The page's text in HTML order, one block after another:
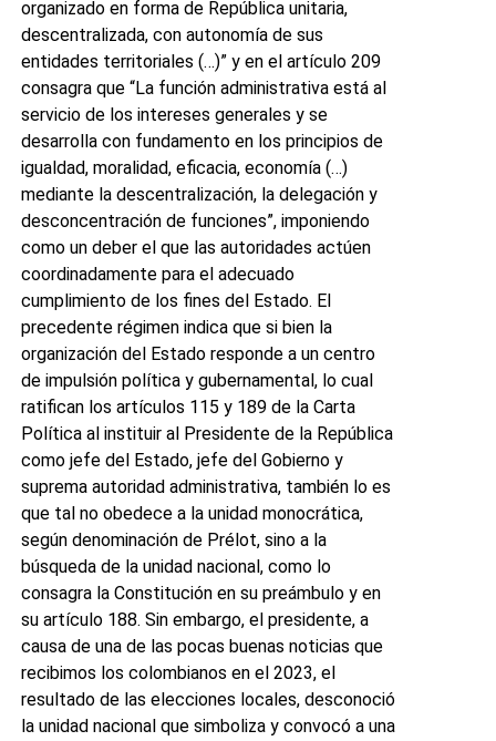
organizado en forma de República unitaria,
descentralizada, con autonomía de sus
entidades territoriales (…)” y en el artículo 209
consagra que “La función administrativa está al
servicio de los intereses generales y se
desarrolla con fundamento en los principios de
igualdad, moralidad, eficacia, economía (…)
mediante la descentralización, la delegación y
desconcentración de funciones”, imponiendo
como un deber el que las autoridades actúen
coordinadamente para el adecuado
cumplimiento de los fines del Estado. El
precedente régimen indica que si bien la
organización del Estado responde a un centro
de impulsión política y gubernamental, lo cual
ratifican los artículos 115 y 189 de la Carta
Política al instituir al Presidente de la República
como jefe del Estado, jefe del Gobierno y
suprema autoridad administrativa, también lo es
que tal no obedece a la unidad monocrática,
según denominación de Prélot, sino a la
búsqueda de la unidad nacional, como lo
consagra la Constitución en su preámbulo y en
su artículo 188. Sin embargo, el presidente, a
causa de una de las pocas buenas noticias que
recibimos los colombianos en el 2023, el
resultado de las elecciones locales, desconoció
la unidad nacional que simboliza y convocó a una